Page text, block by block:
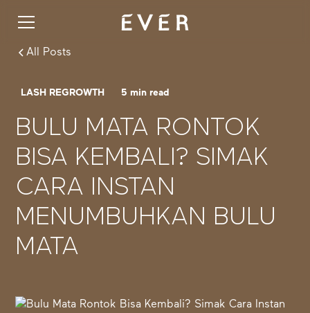
All Posts
LASH REGROWTH 5 min read
BULU MATA RONTOK
BISA KEMBALI? SIMAK
CARA INSTAN
MENUMBUHKAN BULU
MATA